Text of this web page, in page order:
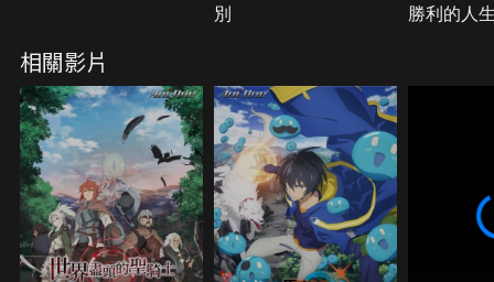
別
勝利的人
相關影片